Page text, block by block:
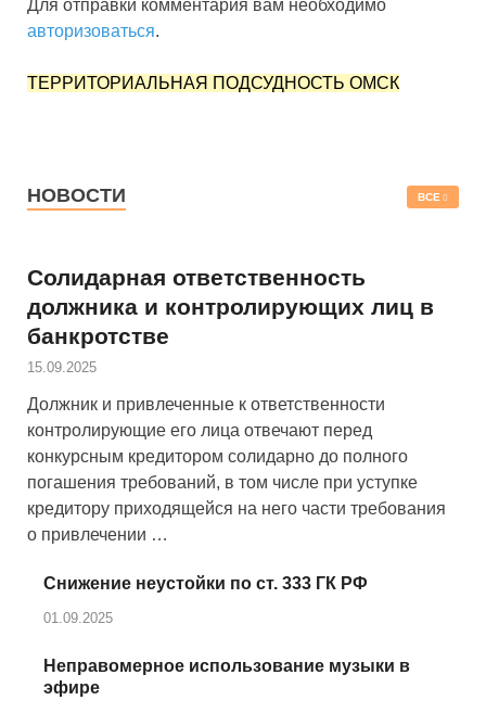
Для отправки комментария вам необходимо
авторизоваться.
ТЕРРИТОРИАЛЬНАЯ ПОДСУДНОСТЬ ОМСК
НОВОСТИ ВСЕ
Солидарная ответственность
должника и контролирующих лиц в
банкротстве
15.09.2025
Должник и привлеченные к ответственности
контролирующие его лица отвечают перед
конкурсным кредитором солидарно до полного
погашения требований, в том числе при уступке
кредитору приходящейся на него части требования
о привлечении …
Снижение неустойки по ст. 333 ГК РФ
01.09.2025
Неправомерное использование музыки в
эфире